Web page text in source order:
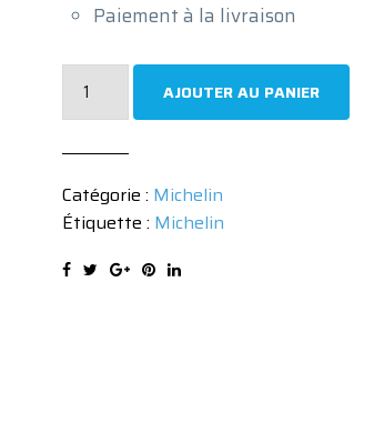
Paiement à la livraison
PILOT
SPORT
4S
AJOUTER AU PANIER
Catégorie : Michelin
Étiquette : Michelin